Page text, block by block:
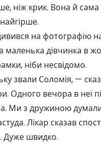
ніж крик. Вона й сама
на фотографію
маленька дівчинка в
ніби несвідомо.
звали Соломія, —
Одного вечора в неї
Ми з дружиною
Лікар сказав
Дуже швидко.